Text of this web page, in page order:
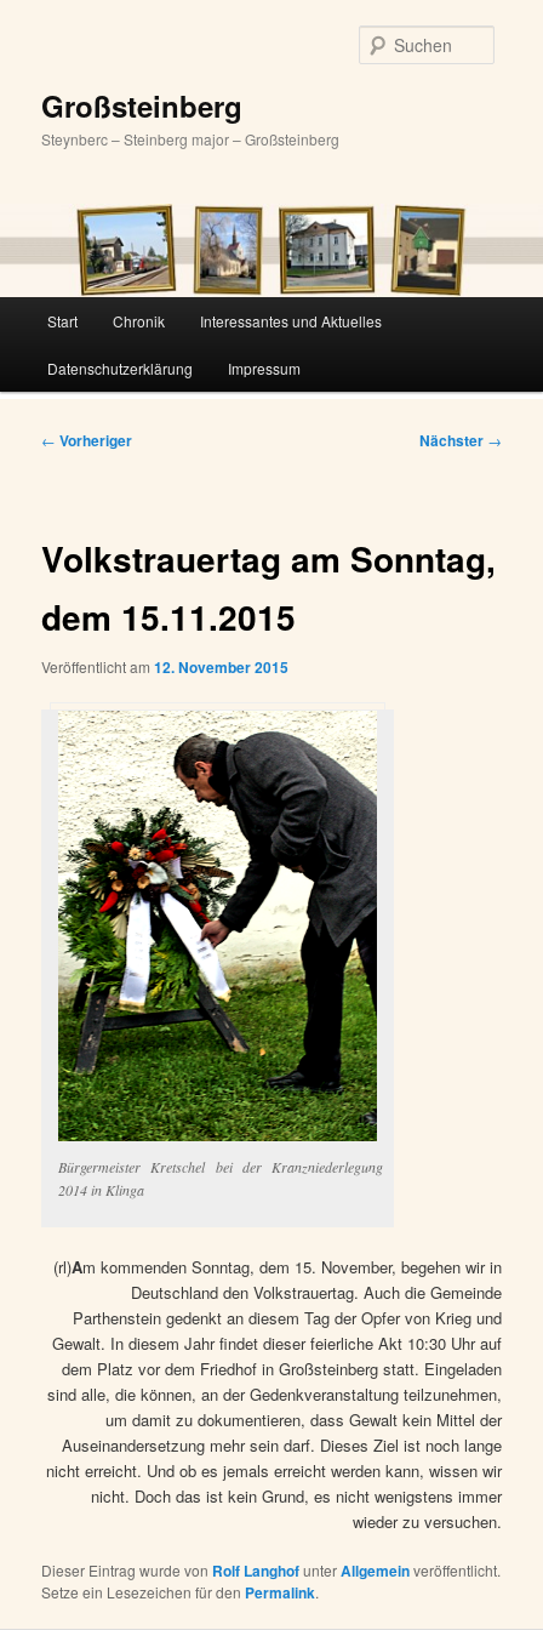
Großsteinberg
Steynberc – Steinberg major – Großsteinberg
Start Chronik Interessantes und Aktuelles
Datenschutzerklärung Impressum
Beitragsnavigation
← Vorheriger Nächster →
Volkstrauertag am Sonntag,
dem 15.11.2015
Veröffentlicht am12. November 2015
Bürgermeister Kretschel bei der Kranzniederlegung
2014 in Klinga
(rl)Am kommenden Sonntag, dem 15. November, begehen wir in
Deutschland den Volkstrauertag. Auch die Gemeinde
Parthenstein gedenkt an diesem Tag der Opfer von Krieg und
Gewalt. In diesem Jahr findet dieser feierliche Akt 10:30 Uhr auf
dem Platz vor dem Friedhof in Großsteinberg statt. Eingeladen
sind alle, die können, an der Gedenkveranstaltung teilzunehmen,
um damit zu dokumentieren, dass Gewalt kein Mittel der
Auseinandersetzung mehr sein darf. Dieses Ziel ist noch lange
nicht erreicht. Und ob es jemals erreicht werden kann, wissen wir
nicht. Doch das ist kein Grund, es nicht wenigstens immer
wieder zu versuchen.
Dieser Eintrag wurde von Rolf LanghofunterAllgemeinveröffentlicht.
Setze ein Lesezeichen für den Permalink.